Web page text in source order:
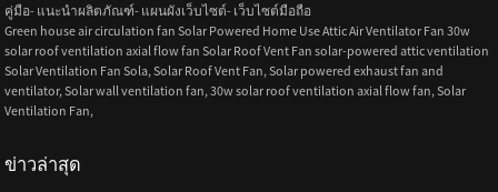
คู่มือ- แนะนำผลิตภัณฑ์- แผนผังเว็บไซต์- เว็บไซต์มือถือ
Green house air circulation fan Solar Powered Home Use Attic Air Ventilator Fan 30w
solar roof ventilation axial flow fan Solar Roof Vent Fan solar-powered attic ventilation
Solar Ventilation Fan Sola,Solar Roof Vent Fan,Solar powered exhaust fan and
ventilator,Solar wall ventilation fan,30w solar roof ventilation axial flow fan,Solar
Ventilation Fan,
ข่าวล่าสุด